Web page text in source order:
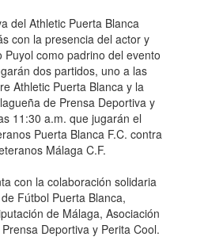
del Athletic Puerta Blanca
con la presencia del actor y
Puyol como padrino del evento
dos partidos, uno a las
Athletic Puerta Blanca y la
de Prensa Deportiva y
11:30 a.m. que jugarán el
Puerta Blanca F.C. contra
Málaga C.F.
con la colaboración solidaria
Fútbol Puerta Blanca,
de Málaga, Asociación
Deportiva y Perita Cool.